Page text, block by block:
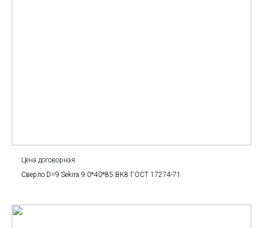
Цена договорная
Сверло D=9 Sekira 9.0*40*85 BK8 ГОСТ 17274-71